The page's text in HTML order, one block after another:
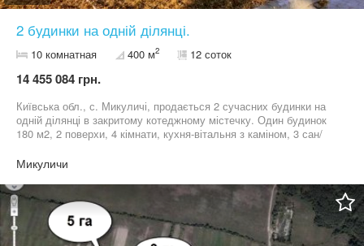
2 будинки на одній ділянці.
10 комнатная 400 м2 12 соток
14 455 084 грн.
Київська обл., с. Микуличі, продається 2 сучасних будинки на
одній ділянці в закритому котеджному містечку. Один будинок
180 м2, 2 поверхи, 4 кімнати, кухня-вітальня з каміном, 3 сан/
облаштований меблями і технікою. В усіх кімнатах встановлено
кондиціонери. Другий будинок 220 м2, 2 поверхи, 2 входа, 6
кімнат, 2 балкони, 4 сан/вузли, банна зала з великим басейном.
Ділянка 12 сот. У дворі альтанка, вуличний басейн, зона
барбекю. Поруч хвойний ліс. Ціна $280000 Є інші схожі
пропозиції продажу і оренди.
Микуличи